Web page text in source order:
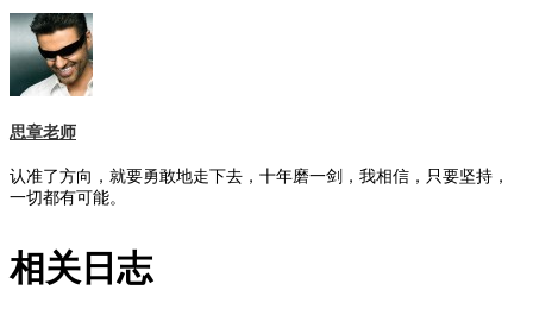
思章老师
认准了方向，就要勇敢地走下去，十年磨一剑，我相信，只要坚持，
一切都有可能。
相关日志